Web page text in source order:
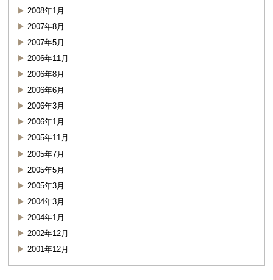
2008年1月
2007年8月
2007年5月
2006年11月
2006年8月
2006年6月
2006年3月
2006年1月
2005年11月
2005年7月
2005年5月
2005年3月
2004年3月
2004年1月
2002年12月
2001年12月